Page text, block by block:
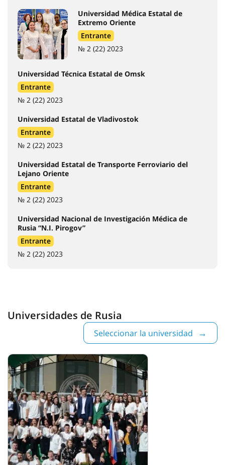
Universidad Médica Estatal de
Extremo Oriente
Entrante
№ 2 (22) 2023
Universidad Técnica Estatal de Omsk
Entrante
№ 2 (22) 2023
Universidad Estatal de Vladivostok
Entrante
№ 2 (22) 2023
Universidad Estatal de Transporte Ferroviario del
Lejano Oriente
Entrante
№ 2 (22) 2023
Universidad Nacional de Investigación Médica de
Rusia “N.I. Pirogov”
Entrante
№ 2 (22) 2023
Universidades de Rusia
Seleccionar la universidad